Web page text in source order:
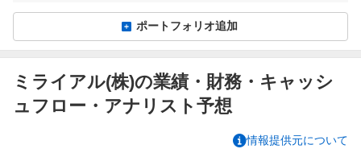
ポートフォリオ追加
ミライアル(株)の業績・財務・キャッシ
ュフロー・アナリスト予想
情報提供元について